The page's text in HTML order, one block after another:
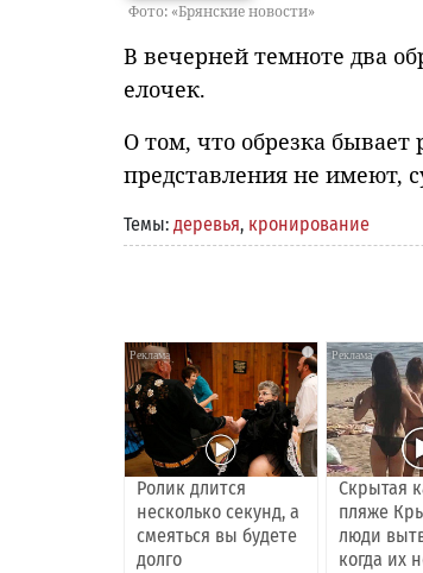
Фото: «Брянские новости»
В вечерней темноте два
елочек.
О том, что обрезка
представления не имеют,
Темы: деревья, кронирование
i
Ролик длится
несколько секунд, а
смеяться вы будете
долго
Скрытая
пляже
люди
когда их